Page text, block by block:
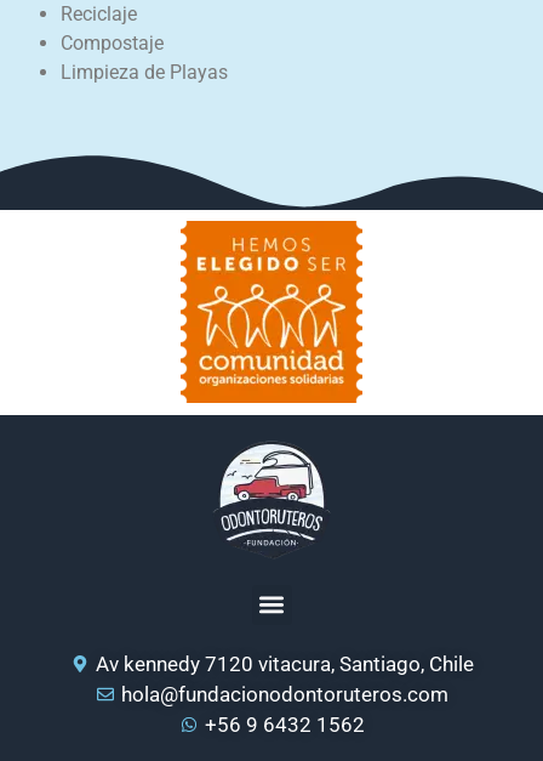
Reciclaje
Compostaje
Limpieza de Playas
Av kennedy 7120 vitacura, Santiago, Chile
hola@fundacionodontoruteros.com
+56 9 6432 1562